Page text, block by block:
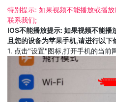
特别提示: 如果视频不能播放或播
联系我们;
IOS不能播放提示: 如果视频不能播
且您的设备为苹果手机,请进行以下
1. 点击"设置"图标,打开手机的当前